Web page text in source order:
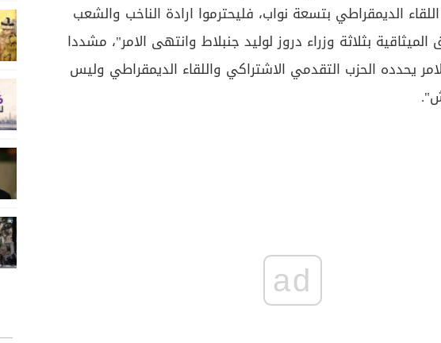
الديمقراطي بتسعة نواب، فليحترموا ارادة الناخب والشعب
الميثاقية بثلاثة وزراء دروز لوليد جنبلاط وانتهى الامر"، مشددا
يحدده الحزب التقدمي الاشتراكي واللقاء الديمقراطي وليس
ad